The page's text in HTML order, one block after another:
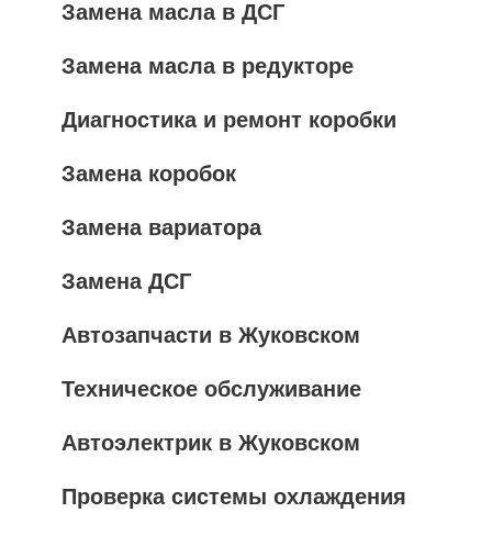
Замена масла в ДСГ
Замена масла в редукторе
Диагностика и ремонт коробки
Замена коробок
Замена вариатора
Замена ДСГ
Автозапчасти в Жуковском
Техническое обслуживание
Автоэлектрик в Жуковском
Проверка системы охлаждения